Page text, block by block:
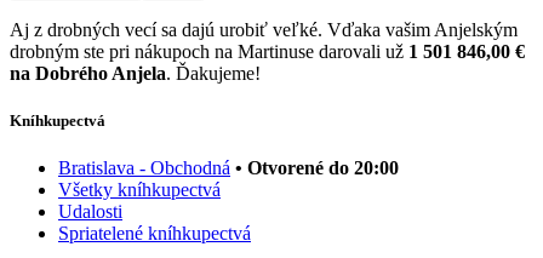
Aj z drobných vecí sa dajú urobiť veľké. Vďaka vašim Anjelským
drobným ste pri nákupoch na Martinuse darovali už 1 501 846,00 €
na Dobrého Anjela. Ďakujeme!
Kníhkupectvá
Bratislava - Obchodná • Otvorené do 20:00
Všetky kníhkupectvá
Udalosti
Spriatelené kníhkupectvá